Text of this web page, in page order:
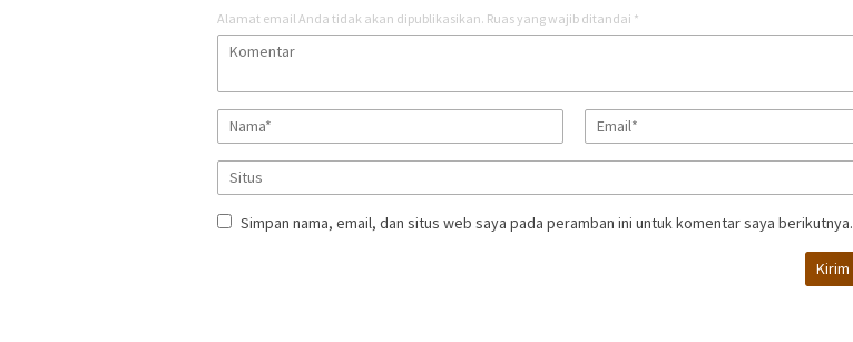
Alamat email Anda tidak akan dipublikasikan. Ruas yang wajib ditandai *
Simpan nama, email, dan situs web saya pada peramban ini untuk komentar saya berikutnya.